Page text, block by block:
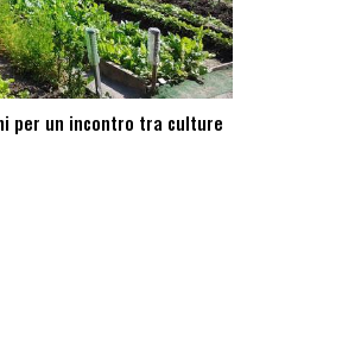
per un incontro tra culture